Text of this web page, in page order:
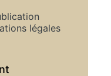
légales